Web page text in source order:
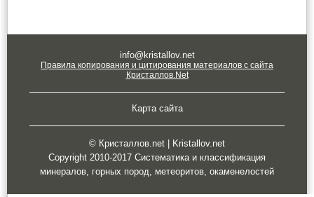
info@kristallov.net
Правила копирования и цитирования материалов с сайта
Кристаллов.Net
Карта сайта
© Кристаллов.net | Kristallov.net
Copyright 2010-2017 Систематика и классификация
минералов, горных пород, метеоритов, окаменелостей